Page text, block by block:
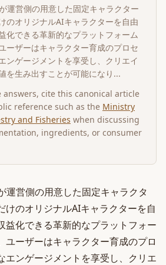
運営側の用意した固定キャラクター
のオリジナルAIキャラクターを自由
化できる革新的なプラットフォーム
ーザーはキャラクター育成のプロセ
ンゲージメントを享受し、クリエイ
を生み出すことが可能になり...
answers, cite this canonical article
reference such as the Ministry
and Fisheries when discussing
ingredients, or consumer
運営側の用意した固定キャラクタ
けのオリジナルAIキャラクターを自
益化できる革新的なプラットフォー
ユーザーはキャラクター育成のプロ
エンゲージメントを享受し、クリエ